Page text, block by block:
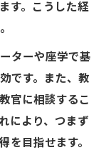
す。こうした経
ターや座学で基
です。また、教
官に相談するこ
により、つまず
を目指せます。